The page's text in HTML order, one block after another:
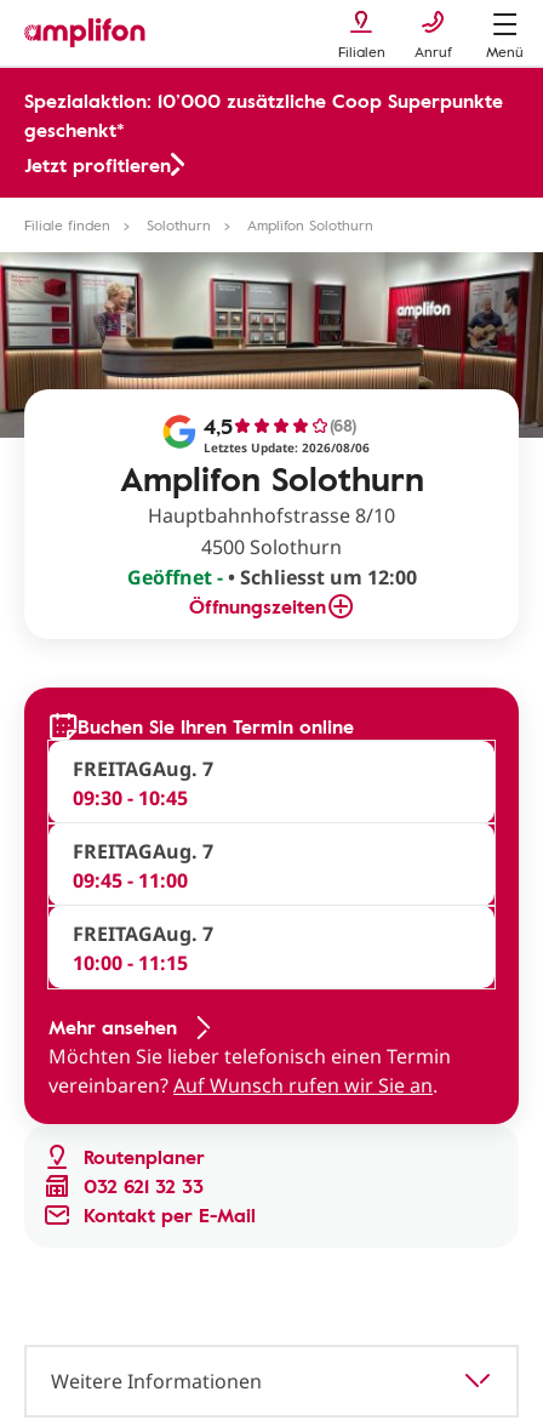
Filialen Anruf Menü
Spezialaktion: 10’000 zusätzliche Coop Superpunkte
geschenkt*
Jetzt profitieren
Filiale finden Solothurn Amplifon Solothurn
Amplifon Solothurn
4,5 (68)
Letztes Update: 2026/08/06
Hauptbahnhofstrasse 8/10
4500 Solothurn
Geöffnet -• Schliesst um 12:00
Öffnungszeiten
Routenplaner
032 621 32 33
Kontakt per E-Mail
Buchen Sie Ihren Termin online
FREITAGAug. 7
09:30 - 10:45
FREITAGAug. 7
09:45 - 11:00
FREITAGAug. 7
10:00 - 11:15
Mehr ansehen
Möchten Sie lieber telefonisch einen Termin
vereinbaren?Auf Wunsch rufen wir Sie an.
Weitere Informationen